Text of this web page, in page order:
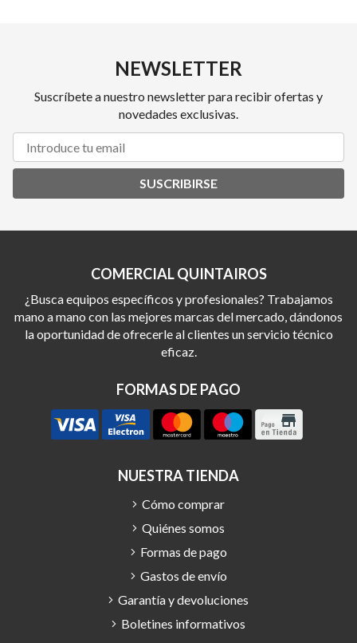
NEWSLETTER
Suscríbete a nuestro newsletter para recibir ofertas y
novedades exclusivas.
SUSCRIBIRSE
COMERCIAL QUINTAIROS
¿Busca equipos específicos y profesionales? Trabajamos
mano a mano con las mejores marcas del mercado, dándonos
la oportunidad de ofrecerle al clientes un servicio técnico
eficaz.
FORMAS DE PAGO
NUESTRA TIENDA
Cómo comprar
Quiénes somos
Formas de pago
Gastos de envío
Garantía y devoluciones
Boletines informativos